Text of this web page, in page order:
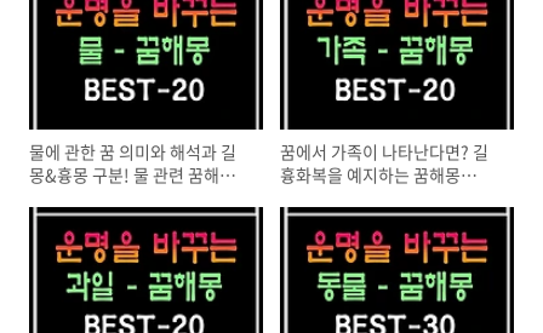
물에 관한 꿈 의미와 해석과 길
몽&흉몽 구분! 물 관련 꿈해몽
꿈에서 가족이 나타난다면? 길
흉화복을 예지하는 꿈해몽